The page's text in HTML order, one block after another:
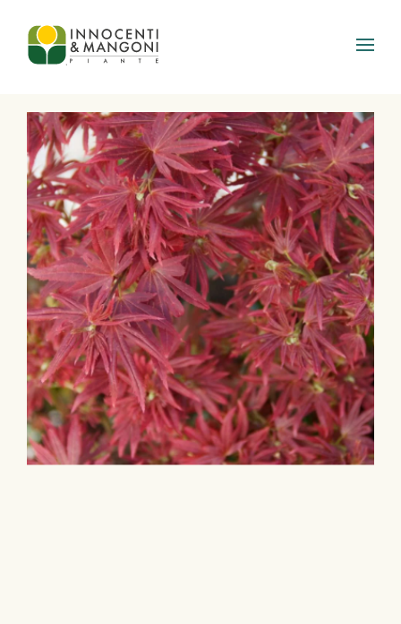
Skip to main content